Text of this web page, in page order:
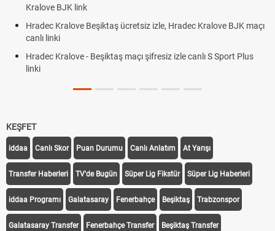
Kralove BJK link
Hradec Kralove Beşiktaş ücretsiz izle, Hradec Kralove BJK maçı
canlı linki
Hradec Kralove - Beşiktaş maçı şifresiz izle canlı S Sport Plus
linki
KEŞFET
iddaa Canlı Skor Puan Durumu Canlı Anlatım At Yarışı
Transfer Haberleri TV'de Bugün Süper Lig Fikstür Süper Lig Haberleri
iddaa Programı Galatasaray Fenerbahçe Beşiktaş Trabzonspor
Galatasaray Transfer Fenerbahçe Transfer Beşiktaş Transfer